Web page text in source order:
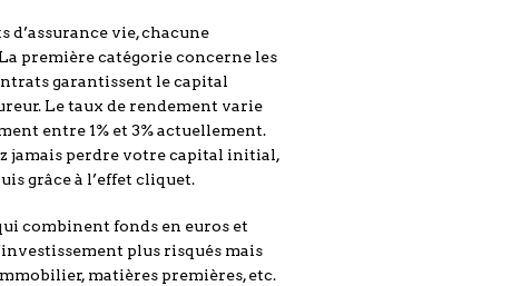
vie, chacune
première catégorie concerne les
garantissent le capital
Le taux de rendement varie
entre 1% et 3% actuellement.
jamais perdre votre capital initial,
grâce à l’effet cliquet.
combinent fonds en euros et
plus risqués mais
matières premières, etc.